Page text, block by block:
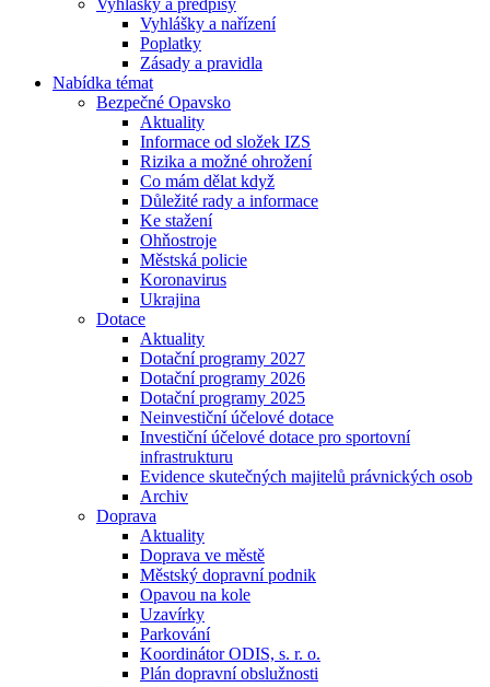
Vyhlášky a předpisy
Vyhlášky a nařízení
Poplatky
Zásady a pravidla
Nabídka témat
Bezpečné Opavsko
Aktuality
Informace od složek IZS
Rizika a možné ohrožení
Co mám dělat když
Důležité rady a informace
Ke stažení
Ohňostroje
Městská policie
Koronavirus
Ukrajina
Dotace
Aktuality
Dotační programy 2027
Dotační programy 2026
Dotační programy 2025
Neinvestiční účelové dotace
Investiční účelové dotace pro sportovní
infrastrukturu
Evidence skutečných majitelů právnických osob
Archiv
Doprava
Aktuality
Doprava ve městě
Městský dopravní podnik
Opavou na kole
Uzavírky
Parkování
Koordinátor ODIS, s. r. o.
Plán dopravní obslužnosti